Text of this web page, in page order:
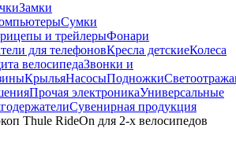
Замки
Сумки
и трейлерыФонари
для телефоновКресла детскиеКолеса
велосипедаЗвонки и
КрыльяНасосыПодножки
Прочая электроникаУниверсальные
Сувенирная продукция
Thule RideOn для 2-х велосипедов